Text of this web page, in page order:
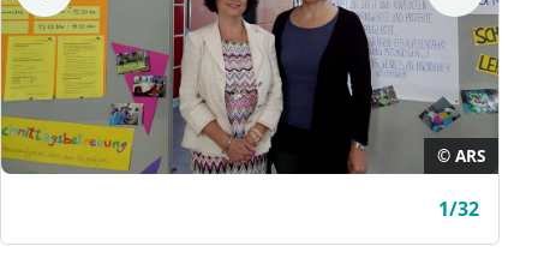
© ARS
1/32